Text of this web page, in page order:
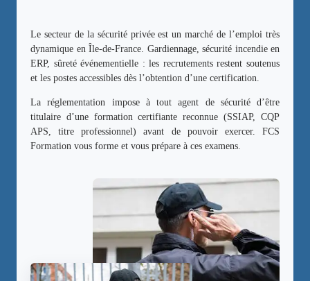
Le secteur de la sécurité privée est un marché de l’emploi très
dynamique en Île-de-France. Gardiennage, sécurité incendie en
ERP, sûreté événementielle : les recrutements restent soutenus
et les postes accessibles dès l’obtention d’une certification.
La réglementation impose à tout agent de sécurité d’être
titulaire d’une formation certifiante reconnue (SSIAP, CQP
APS, titre professionnel) avant de pouvoir exercer. FCS
Formation vous forme et vous prépare à ces examens.